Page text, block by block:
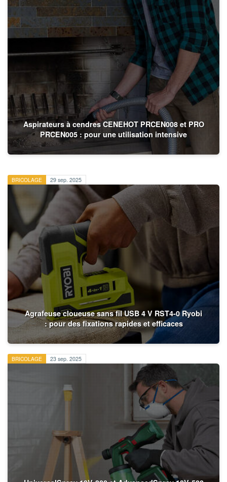
Aspirateurs à cendres CENEHOT PRCEN008 et PRO
PRCEN005 : pour une utilisation intensive
BRICOLAGE 29 sep. 2025
Agrafeuse cloueuse sans fil USB 4 V RST4-0 Ryobi
: pour des fixations rapides et efficaces
BRICOLAGE 23 sep. 2025